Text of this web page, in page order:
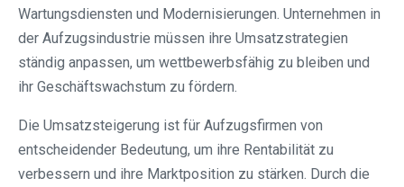
Wartungsdiensten und Modernisierungen. Unternehmen in
der Aufzugsindustrie müssen ihre Umsatzstrategien
ständig anpassen, um wettbewerbsfähig zu bleiben und
ihr Geschäftswachstum zu fördern.
Die Umsatzsteigerung ist für Aufzugsfirmen von
entscheidender Bedeutung, um ihre Rentabilität zu
verbessern und ihre Marktposition zu stärken. Durch die